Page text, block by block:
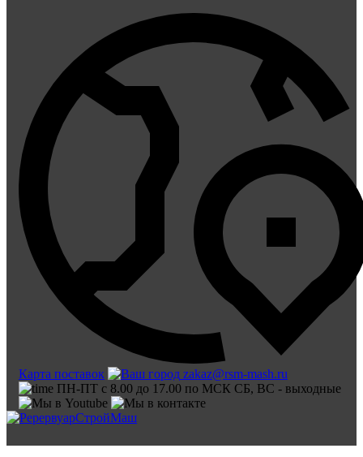
Карта поставок
zakaz@rsm-mash.ru
ПН-ПТ с 8.00 до 17.00 по МСК СБ, ВС - выходные